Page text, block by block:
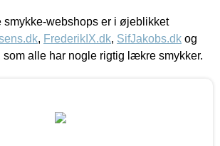
webshops er i øjeblikket
, FrederikIX.dk, SifJakobs.dk og
som alle har nogle rigtig lækre smykker.